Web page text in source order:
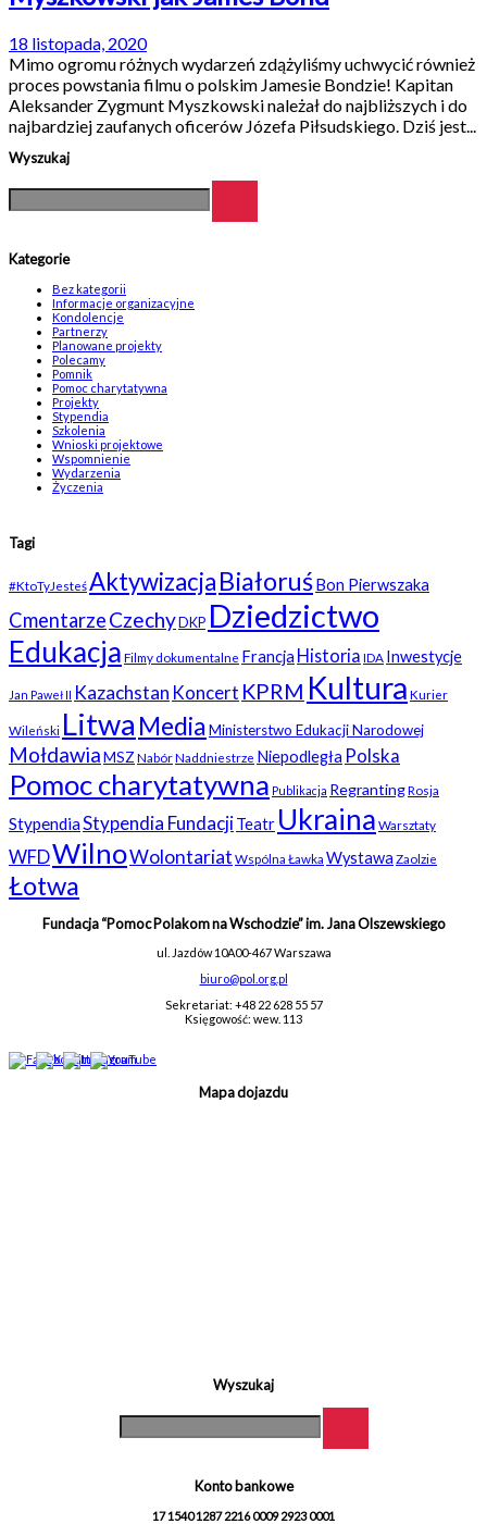
18 listopada, 2020
Mimo ogromu różnych wydarzeń zdążyliśmy uchwycić również
proces powstania filmu o polskim Jamesie Bondzie! Kapitan
Aleksander Zygmunt Myszkowski należał do najbliższych i do
najbardziej zaufanych oficerów Józefa Piłsudskiego. Dziś jest...
Wyszukaj
Kategorie
Bez kategorii
Informacje organizacyjne
Kondolencje
Partnerzy
Planowane projekty
Polecamy
Pomnik
Pomoc charytatywna
Projekty
Stypendia
Szkolenia
Wnioski projektowe
Wspomnienie
Wydarzenia
Życzenia
Tagi
#KtoTyJesteśAktywizacjaBiałoruśBon Pierwszaka
CmentarzeCzechyDKP Dziedzictwo
Edukacja Filmy dokumentalne Francja Historia IDA Inwestycje
Jan Paweł II Kazachstan Koncert KPRM Kultura Kurier
Wileński Litwa MediaMinisterstwo Edukacji Narodowej
MołdawiaMSZ NabórNaddniestrze Niepodległa Polska
Pomoc charytatywna Publikacja RegrantingRosja
StypendiaStypendia FundacjiTeatr Ukraina Warsztaty
WFDWilnoWolontariat Wspólna Ławka Wystawa Zaolzie
Łotwa
Fundacja “Pomoc Polakom na Wschodzie” im. Jana Olszewskiego
ul. Jazdów 10A00-467 Warszawa
biuro@pol.org.pl
Sekretariat: +48 22 628 55 57
Księgowość: wew. 113
Mapa dojazdu
Wyszukaj
Konto bankowe
17 1540 1287 2216 0009 2923 0001